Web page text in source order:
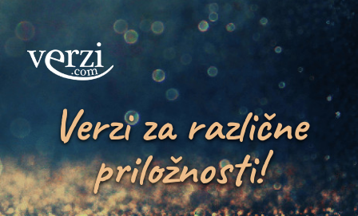
Verzi za različne
priložnosti!